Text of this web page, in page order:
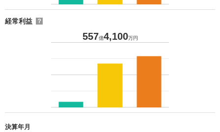
経常利益 ？
557億4,100万円
決算年月